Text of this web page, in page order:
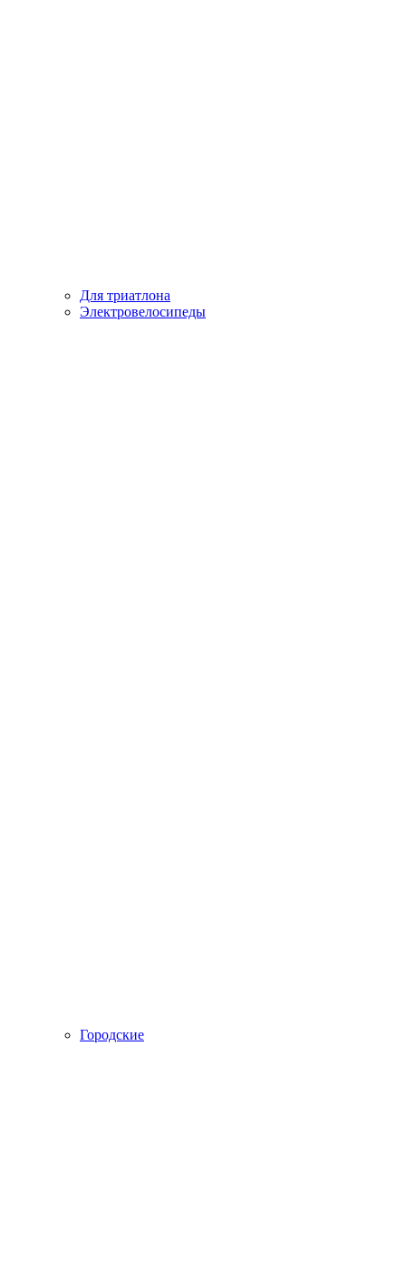
Для триатлона
Электровелосипеды
Городские